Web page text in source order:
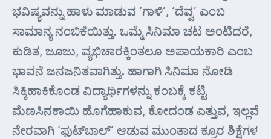
ಭವಿಷ್ಯವನ್ನು ಹಾಳು ಮಾಡುವ ‘ಗಾಳಿ’, ‘ದೆವ್ವ’ ಎಂಬ
ಸಾಮಾನ್ಯ ನಂಬಿಕೆಯಿತ್ತು. ಒಮ್ಮೆ ಸಿನಿಮಾ ಚಟ ಅಂಟಿದರೆ,
ಕುಡಿತ, ಜೂಜು, ವ್ಯಭಿಚಾರಕ್ಕಿಂತಲೂ ಅಪಾಯಕಾರಿ ಎಂಬ
ಭಾವನೆ ಜನಜನಿತವಾಗಿತ್ತು. ಹಾಗಾಗಿ ಸಿನಿಮಾ ನೋಡಿ
ಸಿಕ್ಕಿಹಾಕಿಕೊಂಡ ವಿದ್ಯಾರ್ಥಿಗಳನ್ನು ಕಂಬಕ್ಕೆ ಕಟ್ಟಿ
ಮೆಣಸಿನಕಾಯಿ ಹೊಗೆಹಾಕುವ, ಕೋದಂಡ ಎತ್ತುವ, ಇಲ್ಲವೆ
ನೇರವಾಗಿ ‘ಫುಟ್‌ಬಾಲ್’ ಆಡುವ ಮುಂತಾದ ಕ್ರೂರ ಶಿಕ್ಷೆಗಳ